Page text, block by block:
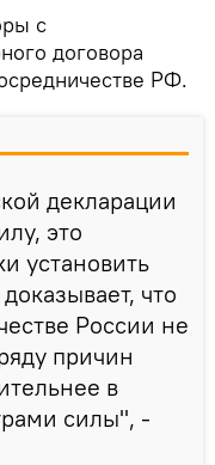
с
договора
РФ.
декларации
это
установить
что
России не
причин
в
силы", -